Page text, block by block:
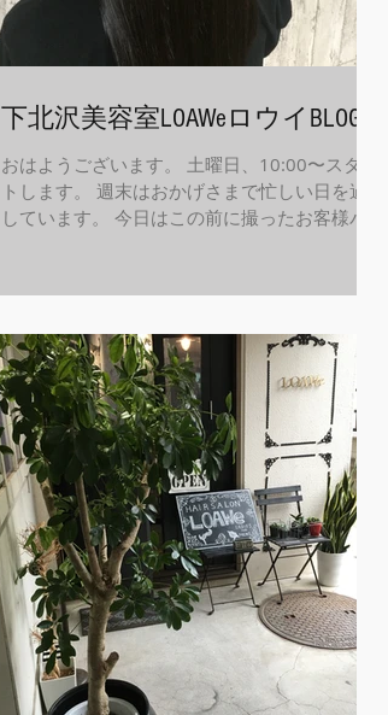
下北沢美容室LOAWeロウイBLOG
おはようございます。 土曜日、10:00〜スター
トします。 週末はおかげさまで忙しい日を過ご
しています。 今日はこの前に撮ったお客様バッ
メントです。...